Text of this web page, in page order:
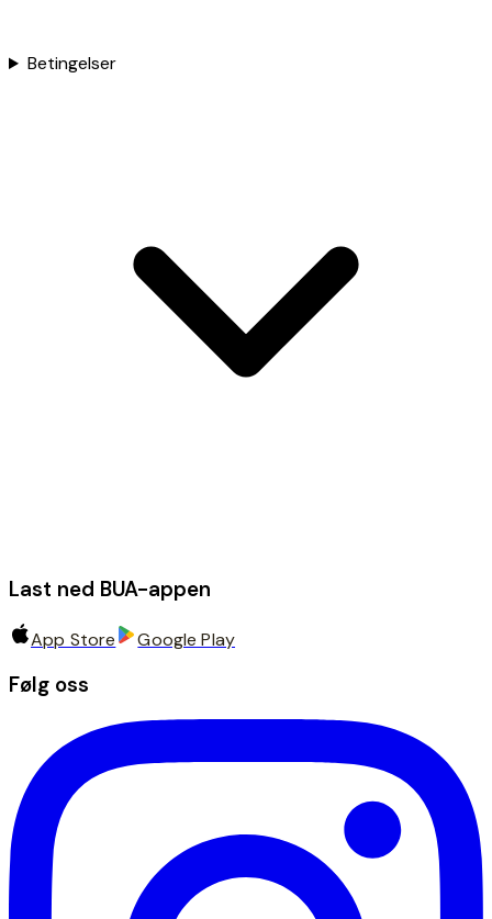
Betingelser
Last ned BUA-appen
App Store Google Play
Følg oss